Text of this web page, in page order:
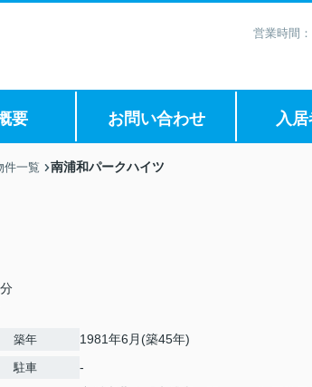
営業時間
要 お問い合わせ 入
件一覧 南浦和パークハイツ
築年 1981年6月(築45年)
駐車 -